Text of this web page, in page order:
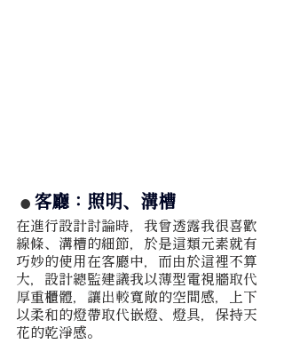
● 客廳：照明、溝槽
在進行設計討論時，我曾透露我很喜歡
線條、溝槽的細節，於是這類元素就有
巧妙的使用在客廳中，而由於這裡不算
大，設計總監建議我以薄型電視牆取代
厚重櫃體，讓出較寬敞的空間感，上下
以柔和的燈帶取代嵌燈、燈具，保持天
花的乾淨感。